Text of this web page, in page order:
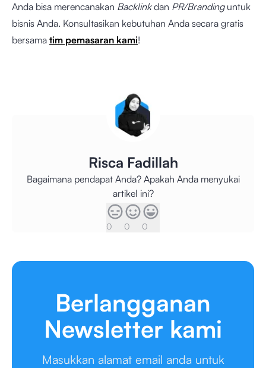
Anda bisa merencanakan Backlinkdan PR/Brandinguntuk
bisnis Anda. Konsultasikan kebutuhan Anda secara gratis
bersama tim pemasaran kami!
Risca Fadillah
Bagaimana pendapat Anda? Apakah Anda menyukai
artikel ini?
0 0 0
Berlangganan
Newsletter kami
Masukkan alamat email anda untuk